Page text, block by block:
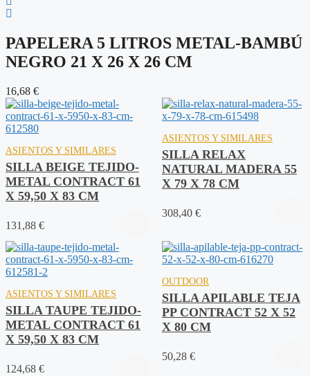
PAPELERA 5 LITROS METAL-BAMBÚ
NEGRO 21 X 26 X 26 CM
16,68 €
ASIENTOS Y SIMILARES
SILLA BEIGE TEJIDO-
METAL CONTRACT 61
X 59,50 X 83 CM
131,88 €
ASIENTOS Y SIMILARES
SILLA RELAX
NATURAL MADERA 55
X 79 X 78 CM
308,40 €
ASIENTOS Y SIMILARES
SILLA TAUPE TEJIDO-
METAL CONTRACT 61
X 59,50 X 83 CM
124,68 €
OUTDOOR
SILLA APILABLE TEJA
PP CONTRACT 52 X 52
X 80 CM
50,28 €